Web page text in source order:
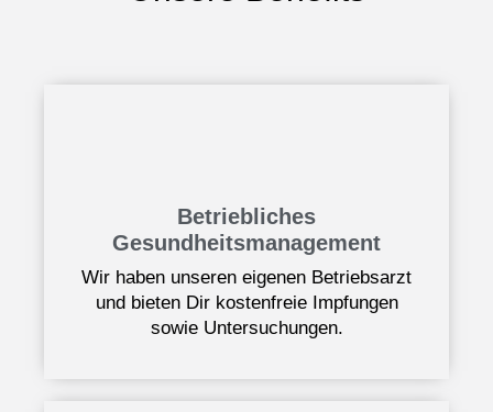
Betriebliches
Gesundheitsmanagement
Wir haben unseren eigenen Betriebsarzt
und bieten Dir kostenfreie Impfungen
sowie Untersuchungen.